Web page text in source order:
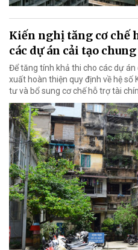
Kiến nghị tăng cơ chế
các dự án cải tạo
Để tăng tính khả thi cho các dự án
xuất hoàn thiện quy định về hệ số
tư và bổ sung cơ chế hỗ trợ tài